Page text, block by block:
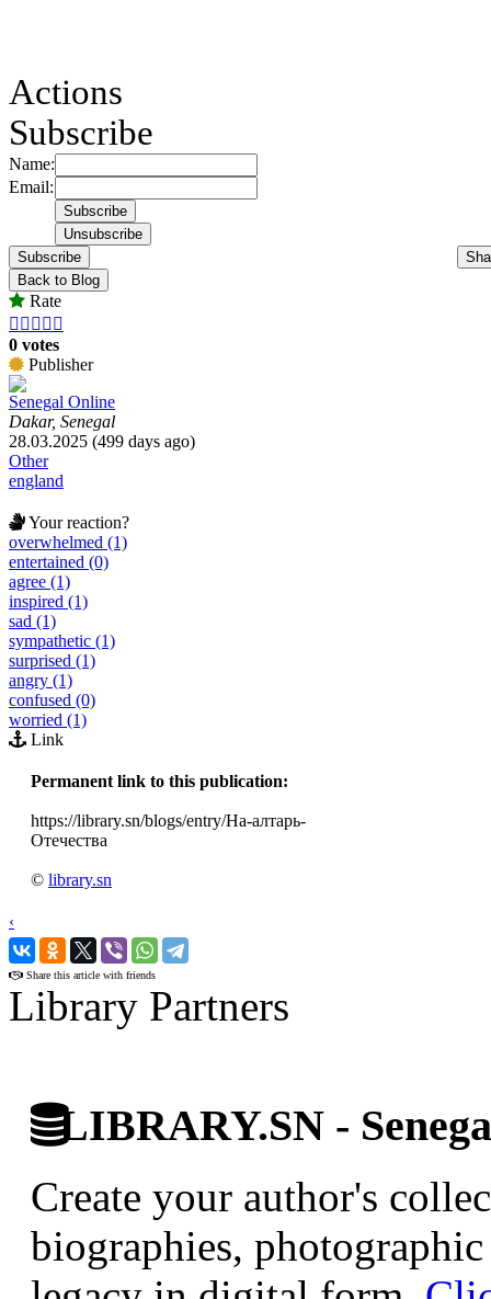
Actions
Subscribe
Name:
Email:
Subscribe
Back to Blog
Rate
    
0 votes
Publisher
Senegal Online
Dakar, Senegal
28.03.2025 (499 days ago)
Other
england
Your reaction?
overwhelmed (1)
entertained (0)
agree (1)
inspired (1)
sad (1)
sympathetic (1)
surprised (1)
angry (1)
confused (0)
worried (1)
Link
Permanent link to this publication:
https://library.sn/blogs/entry/На-алтарь-
Отечества
© library.sn
‹
›
Share this article with friends
Library Partners
LIBRARY.SN -
Create your author's
biographies,